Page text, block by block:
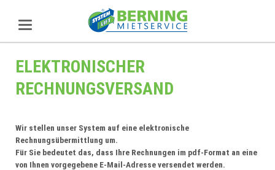
ELEKTRONISCHER
RECHNUNGSVERSAND
Wir stellen unser System auf eine elektronische
Rechnungsübermittlung um.
Für Sie bedeutet das, dass Ihre Rechnungen im pdf-Format an eine
von Ihnen vorgegebene E-Mail-Adresse versendet werden.